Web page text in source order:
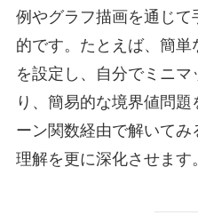
例やグラフ描画を通じ
的です。たとえば、簡
を設定し、自分でミニ
り、簡易的な境界値問
ーン関数経由で解いて
理解を更に深化させます。